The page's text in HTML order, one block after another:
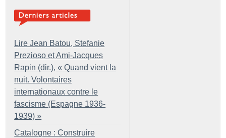
Lire Jean Batou, Stefanie
Prezioso et Ami-Jacques
Rapin (dir.), « Quand vient la
nuit. Volontaires
internationaux contre le
fascisme (Espagne 1936-
1939) »
Catalogne : Construire